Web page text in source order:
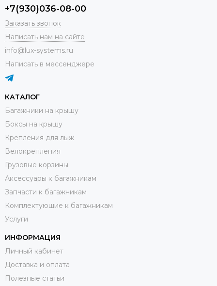
+7(930)036-08-00
Заказать звонок
Написать нам на сайте
info@lux-systems.ru
Написать в мессенджере
КАТАЛОГ
Багажники на крышу
Боксы на крышу
Крепления для лыж
Велокрепления
Грузовые корзины
Аксессуары к багажникам
Запчасти к багажникам
Комплектующие к багажникам
Услуги
ИНФОРМАЦИЯ
Личный кабинет
Доставка и оплата
Полезные статьи